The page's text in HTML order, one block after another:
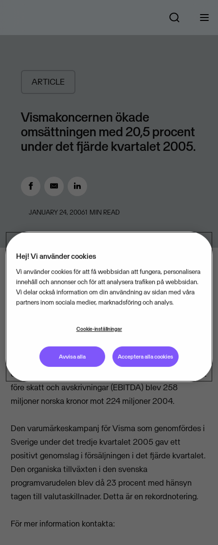
ARTICLE
Vismakoncernen ökade
omsättningen med 20,5 procent
under det fjärde kvartalet 2005.
JANUARY 24, 20061 MIN READ
Den organiska tillväxten är den största under ett och
samma kvartal sedan det tredje kvartalet 2001. Det
framgår av bokslutsrapporten som presentades idag.
Den samlade omsättningen i Vismas fyra nordiska
verksamhetsländer uppgick till 1.907 miljoner norska
kronor under 2005. Det ska jämföras med en
omsättning på 1.666 miljoner året innan. 2005 års vinst
före skatt och avskrivningar (EBITDA) blev 258
miljoner norska kronor mot 224 miljoner 2004.
Den varumärkeskampanj för Visma som genomfördes i
Sverige under det tredje kvartalet 2005 gav ett
positivt genomslag i försäljningen i det fjärde kvartalet.
Den organiska tillväxten i den svenska
programvarudelen blev då 23 procent med hänsyn
tagen till valutaskillnader. Detta är en rekordnotering.
För mer information kontakta:
Hej! Vi använder cookies
Vi använder cookies för att få webbsidan att fungera, personalisera
innehåll och annonser och för att analysera trafiken på webbsidan.
Vi delar också information om din användning av sidan med våra
partners inom sociala medier, marknadsföring och analys.
Cookie-inställningar
Avvisa alla Acceptera alla cookies